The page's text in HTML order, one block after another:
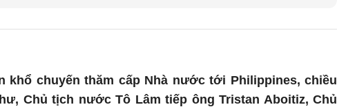
khổ chuyến thăm cấp Nhà nước tới Philippines, chiều
Chủ tịch nước Tô Lâm tiếp ông Tristan Aboitiz, Chủ